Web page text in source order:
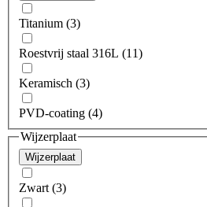
Titanium (3)
Roestvrij staal 316L (11)
Keramisch (3)
PVD-coating (4)
Wijzerplaat
Wijzerplaat
Zwart (3)